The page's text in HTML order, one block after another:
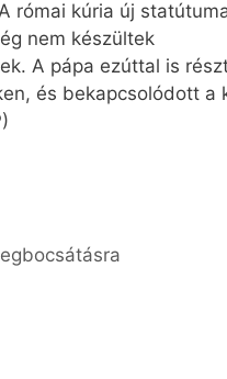
római kúria új
nem készültek
A pápa ezúttal is
és bekapcsolódott a